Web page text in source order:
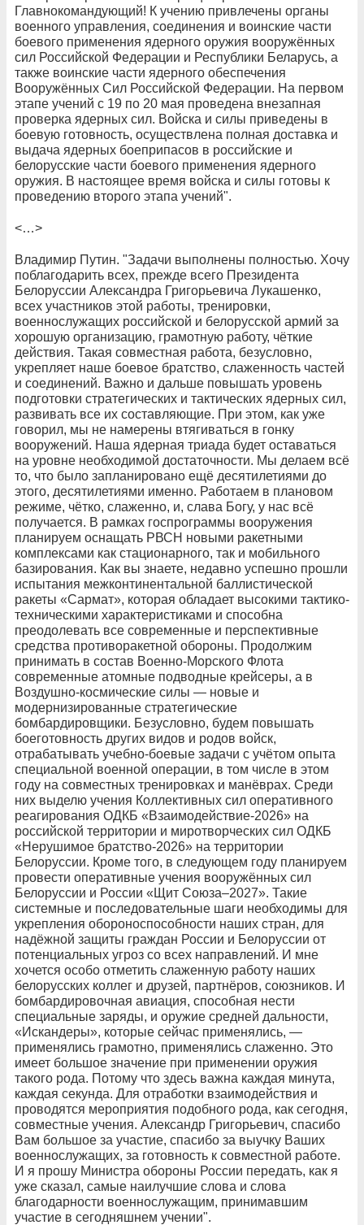
Главнокомандующий! К учению привлечены органы
военного управления, соединения и воинские части
боевого применения ядерного оружия вооружённых
сил Российской Федерации и Республики Беларусь, а
также воинские части ядерного обеспечения
Вооружённых Сил Российской Федерации. На первом
этапе учений с 19 по 20 мая проведена внезапная
проверка ядерных сил. Войска и силы приведены в
боевую готовность, осуществлена полная доставка и
выдача ядерных боеприпасов в российские и
белорусские части боевого применения ядерного
оружия. В настоящее время войска и силы готовы к
проведению второго этапа учений".
<…>
Владимир Путин. "Задачи выполнены полностью. Хочу
поблагодарить всех, прежде всего Президента
Белоруссии Александра Григорьевича Лукашенко,
всех участников этой работы, тренировки,
военнослужащих российской и белорусской армий за
хорошую организацию, грамотную работу, чёткие
действия. Такая совместная работа, безусловно,
укрепляет наше боевое братство, слаженность частей
и соединений. Важно и дальше повышать уровень
подготовки стратегических и тактических ядерных сил,
развивать все их составляющие. При этом, как уже
говорил, мы не намерены втягиваться в гонку
вооружений. Наша ядерная триада будет оставаться
на уровне необходимой достаточности. Мы делаем всё
то, что было запланировано ещё десятилетиями до
этого, десятилетиями именно. Работаем в плановом
режиме, чётко, слаженно, и, слава Богу, у нас всё
получается. В рамках госпрограммы вооружения
планируем оснащать РВСН новыми ракетными
комплексами как стационарного, так и мобильного
базирования. Как вы знаете, недавно успешно прошли
испытания межконтинентальной баллистической
ракеты «Сармат», которая обладает высокими тактико-
техническими характеристиками и способна
преодолевать все современные и перспективные
средства противоракетной обороны. Продолжим
принимать в состав Военно-Морского Флота
современные атомные подводные крейсеры, а в
Воздушно-космические силы — новые и
модернизированные стратегические
бомбардировщики. Безусловно, будем повышать
боеготовность других видов и родов войск,
отрабатывать учебно-боевые задачи с учётом опыта
специальной военной операции, в том числе в этом
году на совместных тренировках и манёврах. Среди
них выделю учения Коллективных сил оперативного
реагирования ОДКБ «Взаимодействие-2026» на
российской территории и миротворческих сил ОДКБ
«Нерушимое братство-2026» на территории
Белоруссии. Кроме того, в следующем году планируем
провести оперативные учения вооружённых сил
Белоруссии и России «Щит Союза–2027». Такие
системные и последовательные шаги необходимы для
укрепления обороноспособности наших стран, для
надёжной защиты граждан России и Белоруссии от
потенциальных угроз со всех направлений. И мне
хочется особо отметить слаженную работу наших
белорусских коллег и друзей, партнёров, союзников. И
бомбардировочная авиация, способная нести
специальные заряды, и оружие средней дальности,
«Искандеры», которые сейчас применялись, —
применялись грамотно, применялись слаженно. Это
имеет большое значение при применении оружия
такого рода. Потому что здесь важна каждая минута,
каждая секунда. Для отработки взаимодействия и
проводятся мероприятия подобного рода, как сегодня,
совместные учения. Александр Григорьевич, спасибо
Вам большое за участие, спасибо за выучку Ваших
военнослужащих, за готовность к совместной работе.
И я прошу Министра обороны России передать, как я
уже сказал, самые наилучшие слова и слова
благодарности военнослужащим, принимавшим
участие в сегодняшнем учении".